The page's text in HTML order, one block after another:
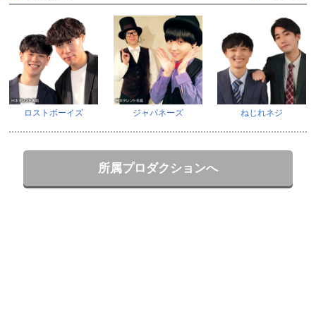
ロストボーイズ ジャパネーズ ねじれネジ
所属プロダクションへ